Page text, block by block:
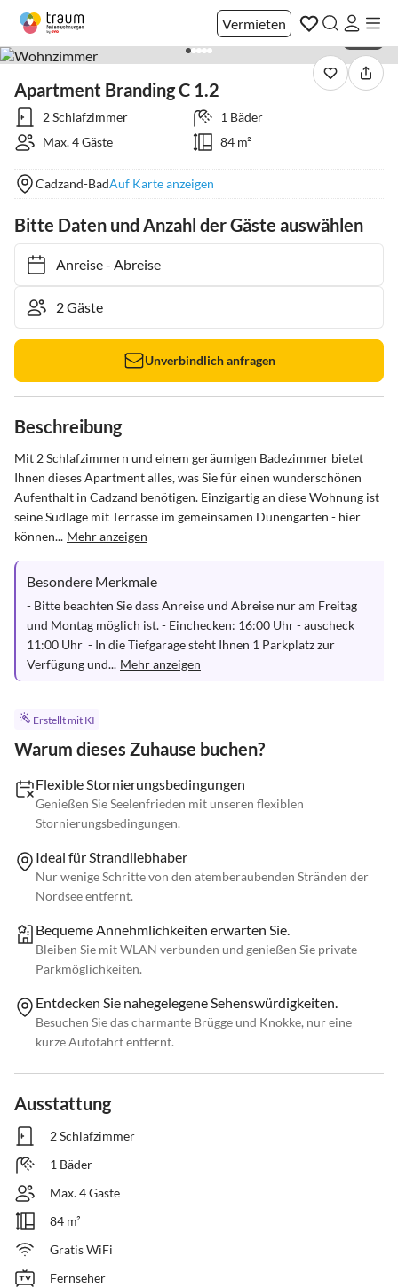
Vermieten
Apartment Branding C 1.2
2 Schlafzimmer
1 Bäder
Max. 4 Gäste
84 m²
Cadzand-BadAuf Karte anzeigen
Bitte Daten und Anzahl der Gäste auswählen
Anreise- Abreise
Unverbindlich anfragen
Beschreibung
Mit 2 Schlafzimmern und einem geräumigen Badezimmer bietet
Ihnen dieses Apartment alles, was Sie für einen wunderschönen
Aufenthalt in Cadzand benötigen. Einzigartig an diese Wohnung ist
seine Südlage mit Terrasse im gemeinsamen Dünengarten - hier
können... Mehr anzeigen
Besondere Merkmale
- Bitte beachten Sie dass Anreise und Abreise nur am Freitag
und Montag möglich ist. - Einchecken: 16:00 Uhr - auscheck
11:00 Uhr  - In die Tiefgarage steht Ihnen 1 Parkplatz zur
Verfügung und... Mehr anzeigen
Erstellt mit KI
Warum dieses Zuhause buchen?
Flexible Stornierungsbedingungen
Genießen Sie Seelenfrieden mit unseren flexiblen
Stornierungsbedingungen.
Ideal für Strandliebhaber
Nur wenige Schritte von den atemberaubenden Stränden der
Nordsee entfernt.
Bequeme Annehmlichkeiten erwarten Sie.
Bleiben Sie mit WLAN verbunden und genießen Sie private
Parkmöglichkeiten.
Entdecken Sie nahegelegene Sehenswürdigkeiten.
Besuchen Sie das charmante Brügge und Knokke, nur eine
kurze Autofahrt entfernt.
Ausstattung
2 Schlafzimmer
1 Bäder
Max. 4 Gäste
84 m²
Gratis WiFi
Fernseher